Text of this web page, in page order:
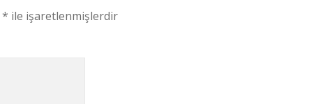
* ile işaretlenmişlerdir